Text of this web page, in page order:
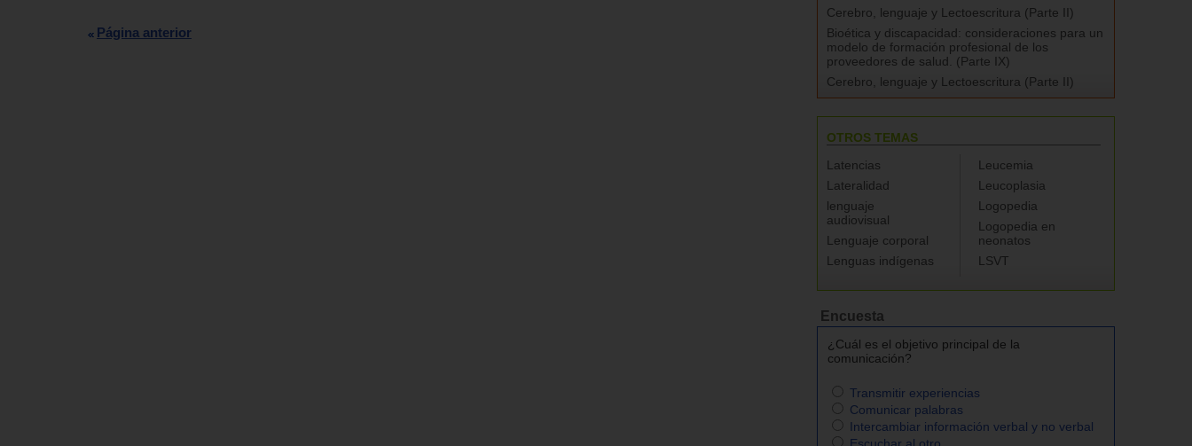
Página anterior
Cerebro, lenguaje y Lectoescritura (Parte II)
Bioética y discapacidad: consideraciones para un
modelo de formación profesional de los
proveedores de salud. (Parte IX)
Cerebro, lenguaje y Lectoescritura (Parte II)
OTROS TEMAS
Latencias
Lateralidad
lenguaje
audiovisual
Lenguaje corporal
Lenguas indígenas
Leucemia
Leucoplasia
Logopedia
Logopedia en
neonatos
LSVT
Encuesta
¿Cuál es el objetivo principal de la
comunicación?
Transmitir experiencias
Comunicar palabras
Intercambiar información verbal y no verbal